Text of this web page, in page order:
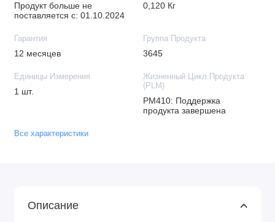
Продукт больше не
поставляется с: 01.10.2024
0,120 Кг
Гарантия
12 месяцев
Группа Продукта
3645
Единицы Измерения
1 шт.
Жизненный Цикл Продукта
(PLM)
PM410: Поддержка
продукта завершена
Все характеристики
Описание